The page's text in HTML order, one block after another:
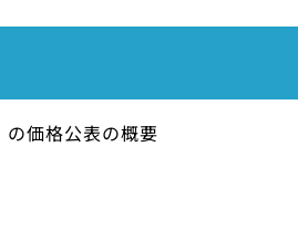
価格公表の概要